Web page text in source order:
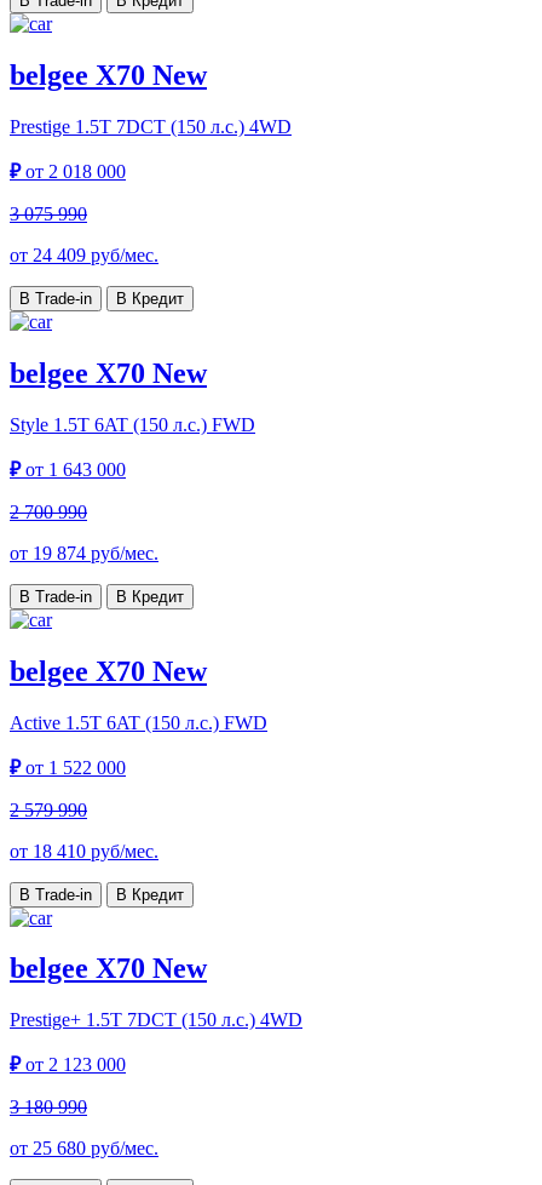
belgee X70 New
Prestige 1.5T 7DCT (150 л.с.) 4WD
₽от 2 018 000
3 075 990
от 24 409 руб/мес.
В Trade-in В Кредит
belgee X70 New
Style 1.5T 6AT (150 л.с.) FWD
₽от 1 643 000
2 700 990
от 19 874 руб/мес.
В Trade-in В Кредит
belgee X70 New
Active 1.5T 6AT (150 л.с.) FWD
₽от 1 522 000
2 579 990
от 18 410 руб/мес.
В Trade-in В Кредит
belgee X70 New
Prestige+ 1.5T 7DCT (150 л.с.) 4WD
₽от 2 123 000
3 180 990
от 25 680 руб/мес.